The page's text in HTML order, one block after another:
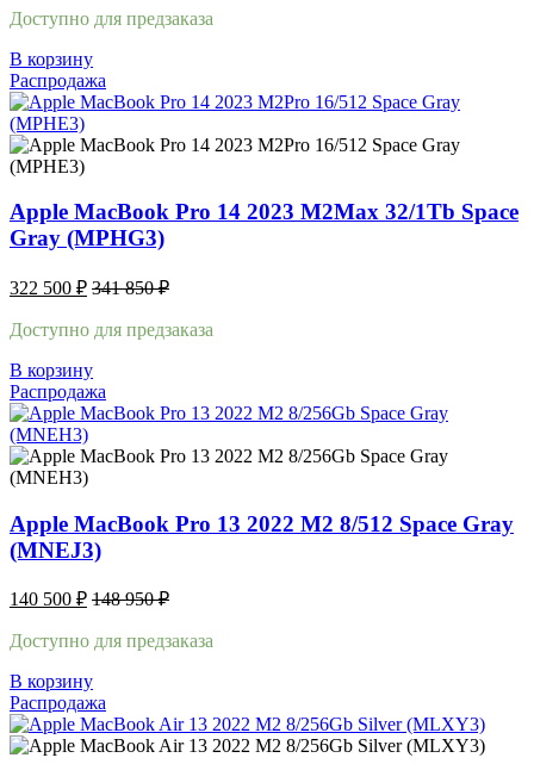
Доступно для предзаказа
В корзину
Распродажа
Apple MacBook Pro 14 2023 M2Max 32/1Tb Space
Gray (MPHG3)
322 500 ₽ 341 850₽
Доступно для предзаказа
В корзину
Распродажа
Apple MacBook Pro 13 2022 M2 8/512 Space Gray
(MNEJ3)
140 500 ₽ 148 950₽
Доступно для предзаказа
В корзину
Распродажа